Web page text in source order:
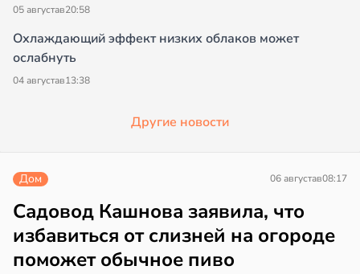
05 августав20:58
Охлаждающий эффект низких облаков может
ослабнуть
04 августав13:38
Другие новости
Дом 06 августав08:17
Садовод Кашнова заявила, что
избавиться от слизней на огороде
поможет обычное пиво